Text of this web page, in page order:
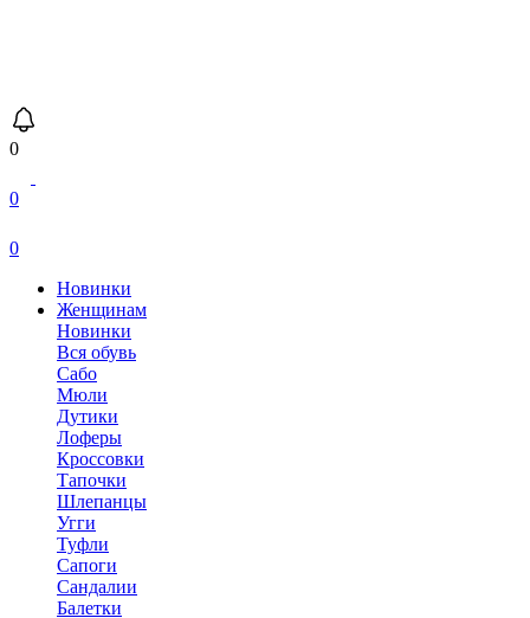
0
0
0
Новинки
Женщинам
Новинки
Вся обувь
Сабо
Мюли
Дутики
Лоферы
Кроссовки
Тапочки
Шлепанцы
Угги
Туфли
Сапоги
Сандалии
Балетки